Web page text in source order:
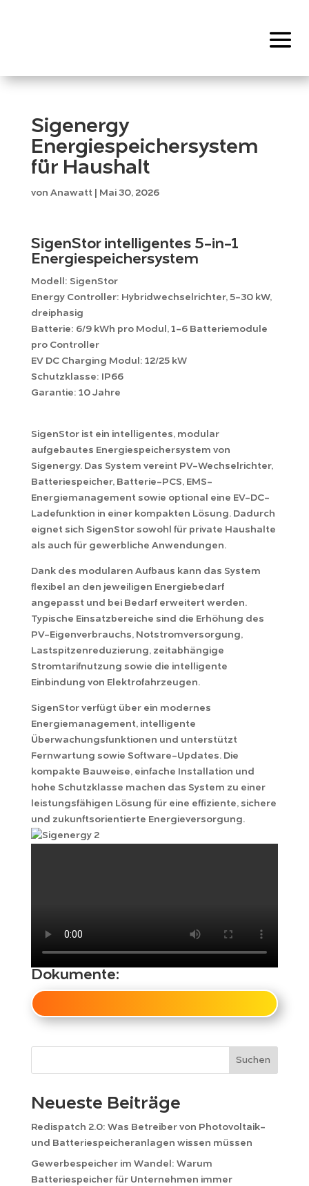
Sigenergy
Energiespeichersystem
für Haushalt
von Anawatt Mai 30, 2026
SigenStor intelligentes 5-in-1
Energiespeichersystem
Modell: SigenStor
Energy Controller: Hybridwechselrichter, 5-30 kW,
dreiphasig
Batterie: 6/9 kWh pro Modul, 1-6 Batteriemodule
pro Controller
EV DC Charging Modul: 12/25 kW
Schutzklasse: IP66
Garantie: 10 Jahre
SigenStor ist ein intelligentes, modular
aufgebautes Energiespeichersystem von
Sigenergy. Das System vereint PV-Wechselrichter,
Batteriespeicher, Batterie-PCS, EMS-
Energiemanagement sowie optional eine EV-DC-
Ladefunktion in einer kompakten Lösung. Dadurch
eignet sich SigenStor sowohl für private Haushalte
als auch für gewerbliche Anwendungen.
Dank des modularen Aufbaus kann das System
flexibel an den jeweiligen Energiebedarf
angepasst und bei Bedarf erweitert werden.
Typische Einsatzbereiche sind die Erhöhung des
PV-Eigenverbrauchs, Notstromversorgung,
Lastspitzenreduzierung, zeitabhängige
Stromtarifnutzung sowie die intelligente
Einbindung von Elektrofahrzeugen.
SigenStor verfügt über ein modernes
Energiemanagement, intelligente
Überwachungsfunktionen und unterstützt
Fernwartung sowie Software-Updates. Die
kompakte Bauweise, einfache Installation und
hohe Schutzklasse machen das System zu einer
leistungsfähigen Lösung für eine effiziente, sichere
und zukunftsorientierte Energieversorgung.
Dokumente:
Suchen
Neueste Beiträge
Redispatch 2.0: Was Betreiber von Photovoltaik-
und Batteriespeicheranlagen wissen müssen
Gewerbespeicher im Wandel: Warum
Batteriespeicher für Unternehmen immer